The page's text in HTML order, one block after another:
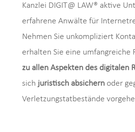
Kanzlei DIGIT@ LAW® aktive
erfahrene Anwälte für
Nehmen Sie unkompliziert
erhalten Sie eine umfangreiche
zu allen Aspekten des digitalen
sich juristisch absichernoder
Verletzungstatbestände